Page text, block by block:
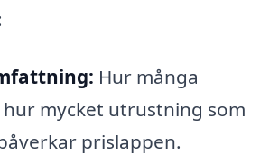
Hur många
mycket utrustning som
prislappen.